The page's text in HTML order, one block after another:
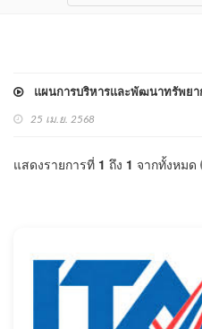
แผนการบริหารและพัฒนาทรัพยา
25 เม.ย. 2568
แสดงรายการที่ 1 ถึง 1 จากทั้งหมด